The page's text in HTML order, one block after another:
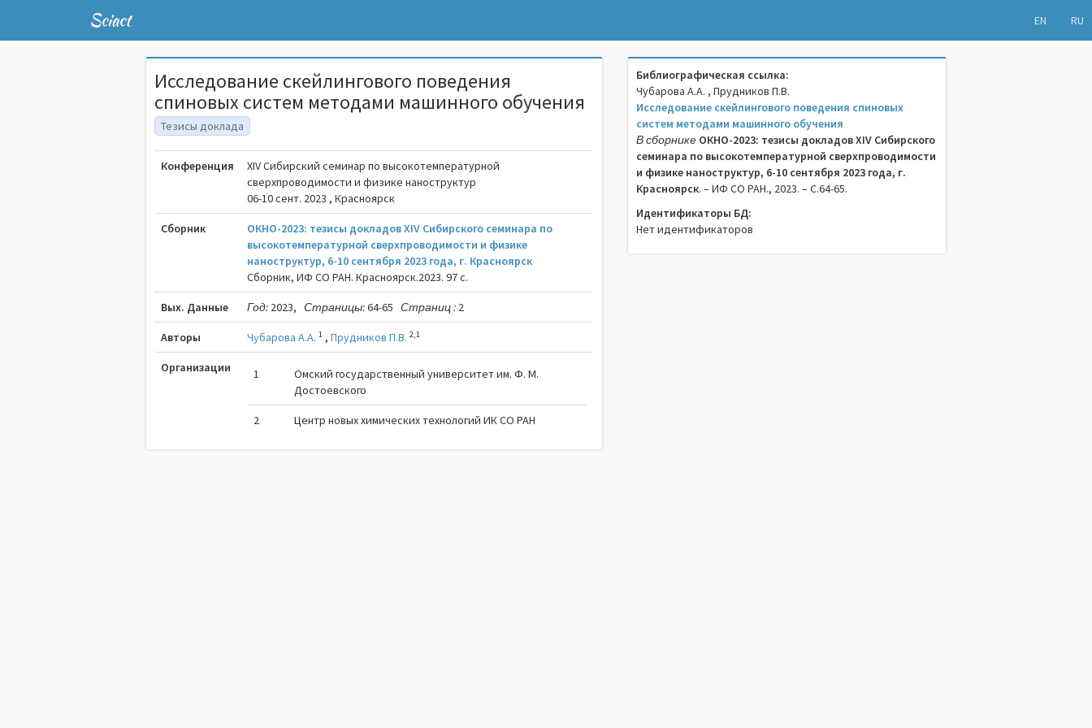
Sciact EN RU
Исследование скейлингового поведения
спиновых систем методами машинного обучения
Тезисы доклада
Конференция
XIV Cибирский семинар по высокотемпературной
сверхпроводимости и физике наноструктур
06-10 сент. 2023 , Красноярск
Сборник
ОКНО-2023: тезисы докладов XIV Сибирского семинара по
высокотемпературной сверхпроводимости и физике
наноструктур, 6-10 сентября 2023 года, г. Красноярск
Сборник, ИФ СО РАН. Красноярск.2023. 97 c.
Вых. Данные Год: 2023, Страницы:64-65 Страниц : 2
Авторы Чубарова А.А. 1 ,Прудников П.В. 2,1
Организации 1
Омский государственный университет им. Ф. М.
Достоевского
2 Центр новых химических технологий ИК СО РАН
Библиографическая ссылка:
Чубарова А.А. , Прудников П.В.
Исследование скейлингового поведения спиновых
систем методами машинного обучения
В сборнике ОКНО-2023: тезисы докладов XIV Сибирского
семинара по высокотемпературной сверхпроводимости
и физике наноструктур, 6-10 сентября 2023 года, г.
Красноярск. – ИФ СО РАН., 2023. – C.64-65.
Идентификаторы БД:
Нет идентификаторов